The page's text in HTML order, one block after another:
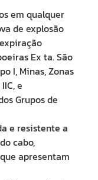
em qualquer
de explosão
Ex ta. São
I, Minas, Zonas
e
Grupos de
e resistente a
cabo,
apresentam